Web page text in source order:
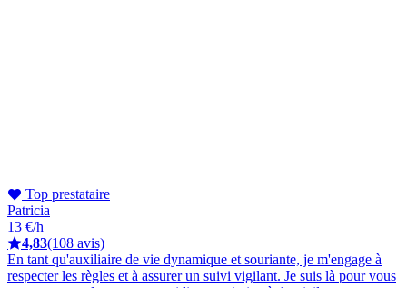
Top prestataire
Patricia
13 €/h
4,83(108 avis)
En tant qu'auxiliaire de vie dynamique et souriante, je m'engage à
respecter les règles et à assurer un suivi vigilant. Je suis là pour vous